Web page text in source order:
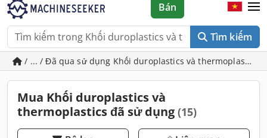
Tìm kiếm
Bán
/ ... / Đã qua sử dụng Khối duroplastics và thermoplastics
Mua Khối duroplastics và
thermoplastics đã sử dụng (15)